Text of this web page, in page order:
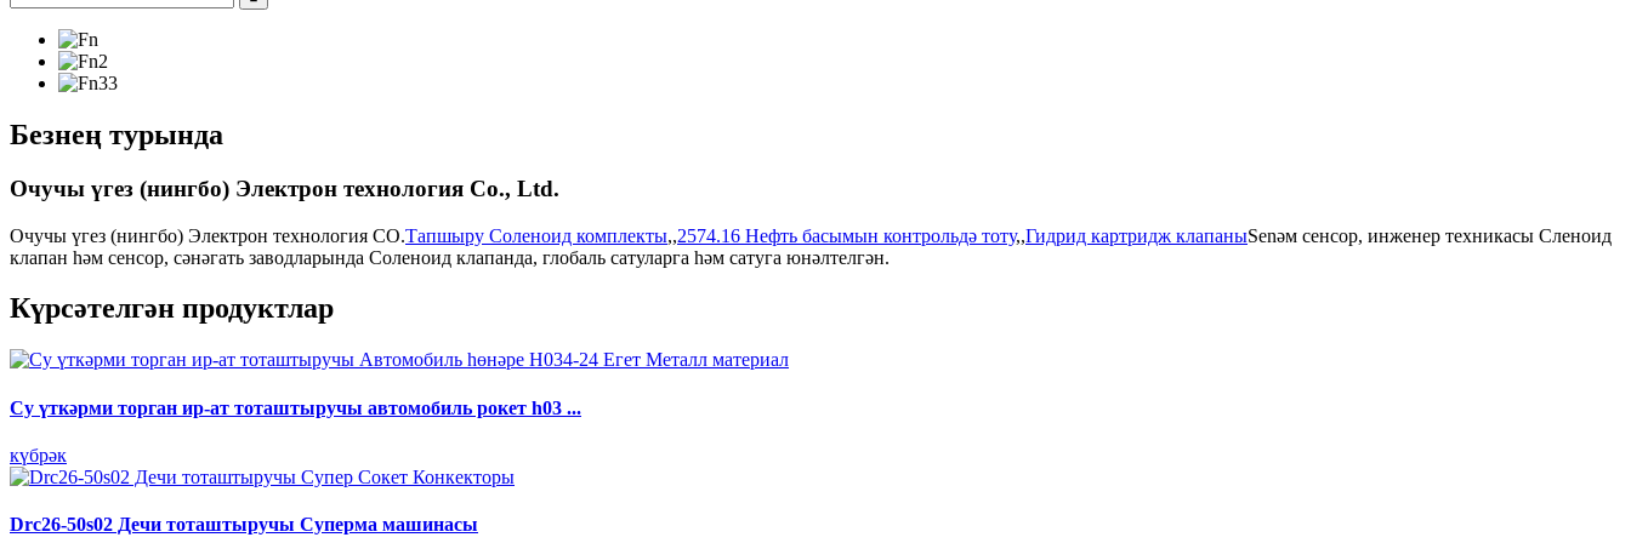
Безнең турында
Очучы үгез (нингбо) Электрон технология Co., Ltd.
Очучы үгез (нингбо) Электрон технология CO.Тапшыру Соленоид комплекты,,2574.16 Нефть басымын контрольдә тоту,,Гидрид картридж клапаныSenәм сенсор, инженер техникасы Сленоид
клапан һәм сенсор, сәнәгать заводларында Соленоид клапанда, глобаль сатуларга һәм сатуга юнәлтелгән.
Күрсәтелгән продуктлар
Су үткәрми торган ир-ат тоташтыручы автомобиль рокет h03 ...
күбрәк
Drc26-50s02 Дечи тоташтыручы Суперма машинасы